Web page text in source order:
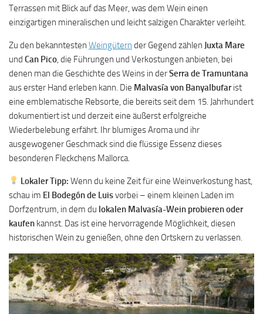
Terrassen mit Blick auf das Meer, was dem Wein einen
einzigartigen mineralischen und leicht salzigen Charakter verleiht.
Zu den bekanntesten Weingütern der Gegend zählen Juxta Mare
und Can Pico , die Führungen und Verkostungen anbieten, bei
denen man die Geschichte des Weins in derSerra de Tramuntana
aus erster Hand erleben kann. Die Malvasía von Banyalbufarist
eine emblematische Rebsorte, die bereits seit dem 15. Jahrhundert
dokumentiert ist und derzeit eine äußerst erfolgreiche
Wiederbelebung erfährt. Ihr blumiges Aroma und ihr
ausgewogener Geschmack sind die flüssige Essenz dieses
besonderen Fleckchens Mallorca.
Lokaler Tipp: Wenn du keine Zeit für eine Weinverkostung hast,
schau im El Bodegón de Luisvorbei – einem kleinen Laden im
Dorfzentrum, in dem du lokalen Malvasía-Wein probieren oder
kaufen kannst. Das ist eine hervorragende Möglichkeit, diesen
historischen Wein zu genießen, ohne den Ortskern zu verlassen.